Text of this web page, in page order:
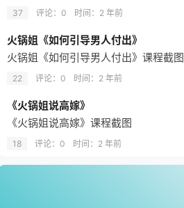
37 评论：0 时间： 2 年前
火锅姐《如何引导男人付出》
火锅姐《如何引导男人付出》课程截图
22 评论：0 时间： 2 年前
《火锅姐说高嫁》
《火锅姐说高嫁》课程截图
18 评论：0 时间： 2 年前